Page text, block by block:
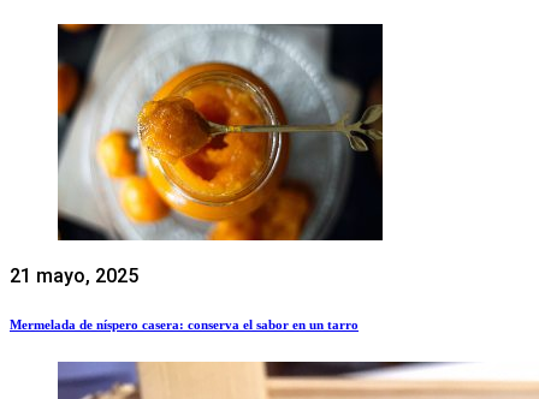
21 mayo, 2025
Mermelada de níspero casera: conserva el sabor en un tarro